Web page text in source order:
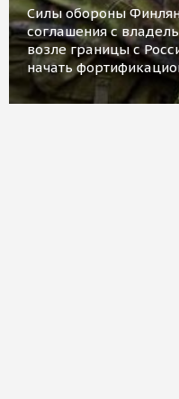
Силы обороны
соглашения с
возле границы с
начать